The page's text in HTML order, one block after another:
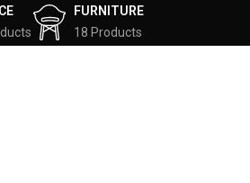
FURNITURE
18 Products